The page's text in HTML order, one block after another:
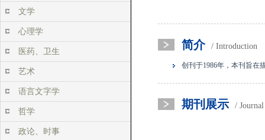
文学
心理学
医药、卫生
艺术
语言文字学
哲学
政论、时事
简介 / Introduction
创刊于1986年，本刊旨在
期刊展示 /